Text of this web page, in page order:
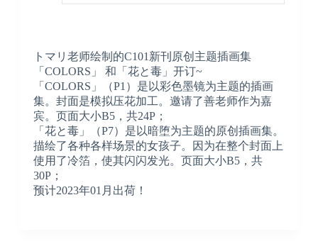
トマリ老师绘制的C101新刊原创主题插画集
「COLORS」 和「花と毒」开订~
「COLORS」（P1）是以彩色墨镜为主题的插画
集。封面是模拟压花加工。邀请了善老师作为嘉
宾。页面大小B5，共24P；
「花と毒」（P7）是以暗堕为主题的原创插画集。
描绘了各种各样场景的女孩子。因为在整个封面上
使用了冷箔，使其闪闪发光。页面大小B5，共
30P；
预计2023年01月出荷！